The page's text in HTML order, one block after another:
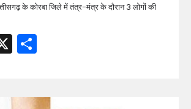
के कोरबा जिले में तंत्र-मंत्र के दौरान 3 लोगों की
X